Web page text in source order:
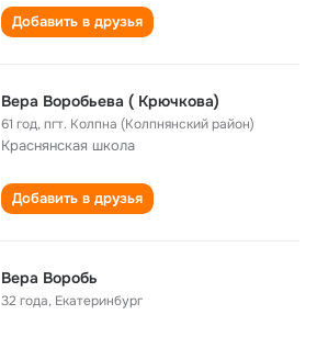
Добавить в друзья
Вера Воробьева ( Крючкова)
61 год,пгт. Колпна (Колпнянский район)
Краснянская школа
Добавить в друзья
Вера Воробь
32 года, Екатеринбург